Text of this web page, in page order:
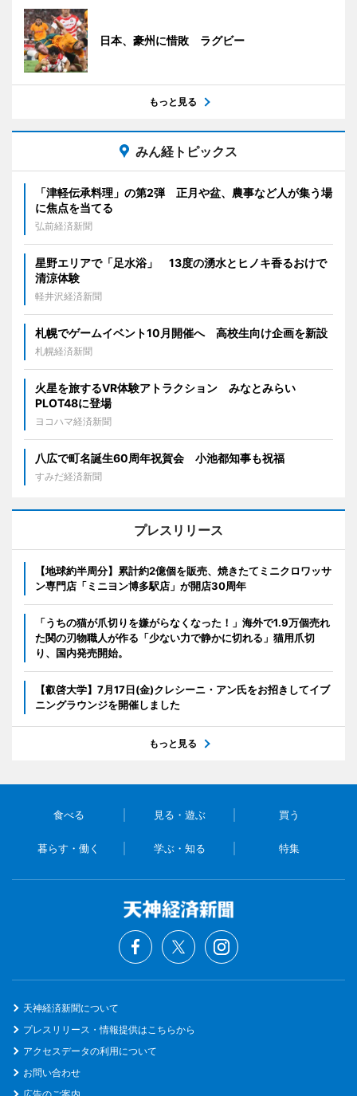
日本、豪州に惜敗 ラグビー
もっと見る
みん経トピックス
「津軽伝承料理」の第2弾 正月や盆、農事など人が集う場
に焦点を当てる
弘前経済新聞
星野エリアで「足水浴」 13度の湧水とヒノキ香るおけで
清涼体験
軽井沢経済新聞
札幌でゲームイベント10月開催へ 高校生向け企画を新設
札幌経済新聞
火星を旅するVR体験アトラクション みなとみらい
PLOT48に登場
ヨコハマ経済新聞
八広で町名誕生60周年祝賀会 小池都知事も祝福
すみだ経済新聞
プレスリリース
【地球約半周分】累計約2億個を販売、焼きたてミニクロワッサ
ン専門店「ミニヨン博多駅店」が開店30周年
「うちの猫が爪切りを嫌がらなくなった！」海外で1.9万個売れ
た関の刃物職人が作る「少ない力で静かに切れる」猫用爪切
り、国内発売開始。
【叡啓大学】7月17日(金)クレシーニ・アン氏をお招きしてイブ
ニングラウンジを開催しました
もっと見る
食べる 見る・遊ぶ 買う
暮らす・働く 学ぶ・知る 特集
天神経済新聞について
プレスリリース・情報提供はこちらから
アクセスデータの利用について
お問い合わせ